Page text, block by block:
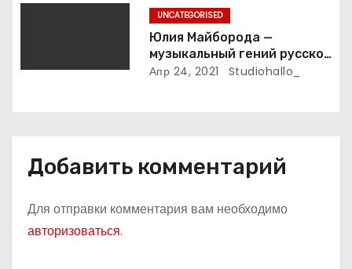
UNCATEGORISED
Юлия Майборода —
музыкальный гений русской
эстрады и победительница
Апр 24, 2021 Studiohallo_
Добавить комментарий
Для отправки комментария вам необходимо
авторизоваться.